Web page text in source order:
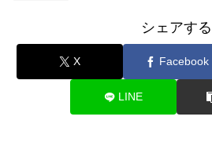
シェアする
X Facebook
LINE